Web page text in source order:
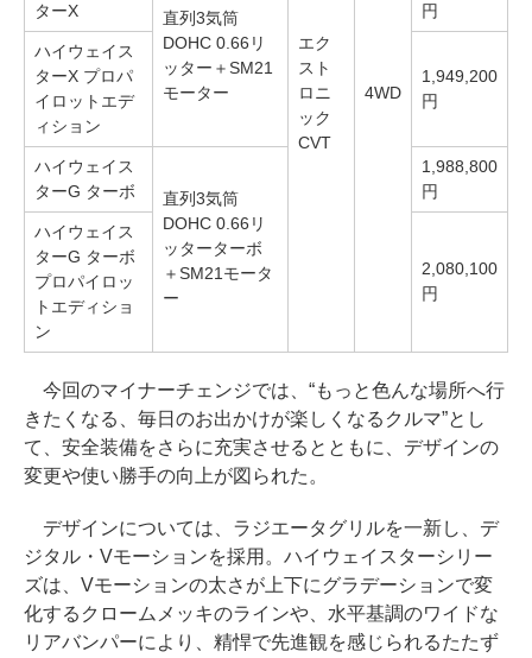
エク
スト
ロニ
ック
CVT
4WD
ターX
直列3気筒
DOHC 0.66リ
ッター＋SM21
モーター
円
ハイウェイス
ターX プロパ
イロットエデ
ィション
1,949,200
円
ハイウェイス
ターG ターボ
直列3気筒
DOHC 0.66リ
ッターターボ
＋SM21モータ
ー
1,988,800
円
ハイウェイス
ターG ターボ
プロパイロッ
トエディショ
ン
2,080,100
円
今回のマイナーチェンジでは、“もっと色んな場所へ行
きたくなる、毎日のお出かけが楽しくなるクルマ”とし
て、安全装備をさらに充実させるとともに、デザインの
変更や使い勝手の向上が図られた。
デザインについては、ラジエータグリルを一新し、デ
ジタル・Vモーションを採用。ハイウェイスターシリー
ズは、Vモーションの太さが上下にグラデーションで変
化するクロームメッキのラインや、水平基調のワイドな
リアバンパーにより、精悍で先進観を感じられるたたず